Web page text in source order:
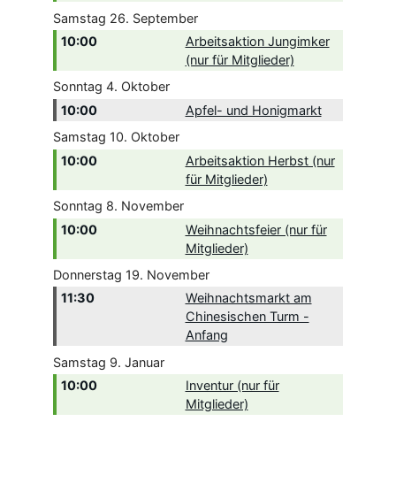
Samstag 26. September
10:00
Arbeitsaktion Jungimker
(nur für Mitglieder)
Sonntag 4. Oktober
10:00
Apfel- und Honigmarkt
Samstag 10. Oktober
10:00
Arbeitsaktion Herbst (nur
für Mitglieder)
Sonntag 8. November
10:00
Weihnachtsfeier (nur für
Mitglieder)
Donnerstag 19. November
11:30
Weihnachtsmarkt am
Chinesischen Turm -
Anfang
Samstag 9. Januar
10:00
Inventur (nur für
Mitglieder)